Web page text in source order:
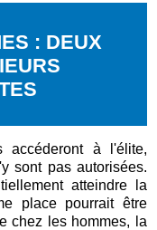
: DEUX
accéderont à l'élite,
sont pas autorisées.
atteindre la
place pourrait être
chez les hommes, la